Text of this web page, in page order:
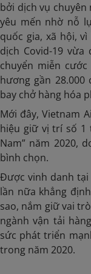
bởi dịch vụ chuyên
yêu mến nhờ nỗ
quốc gia, xã hội,
dịch Covid-19
chuyển miễn
hương gần
bay chở hàng hóa
Mới đây, Vietnam
hiệu giữ vị trí số 1
Nam” năm 2020,
bình chọn.
Được vinh danh tại
lần nữa khẳng
sao, nắm giữ vai
ngành vận tải
sức phát triển
trong năm 2020.